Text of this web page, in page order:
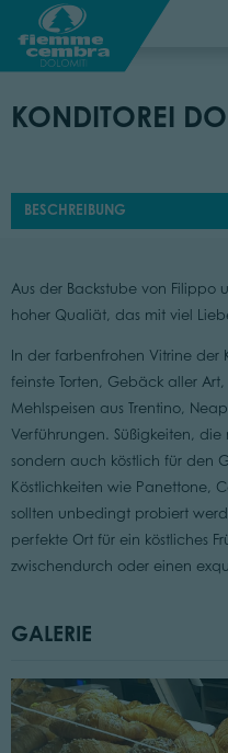
KONDITOREI
BESCHREIBUNG
Aus der Backstube von Filippo
hoher Qualiät, das mit viel
In der farbenfrohen Vitrine der
feinste Torten, Gebäck aller
Mehlspeisen aus Trentino,
Verführungen. Süßigkeiten,
sondern auch köstlich für den
Köstlichkeiten wie Panettone,
sollten unbedingt probiert
perfekte Ort für ein köstliches
zwischendurch oder einen
GALERIE